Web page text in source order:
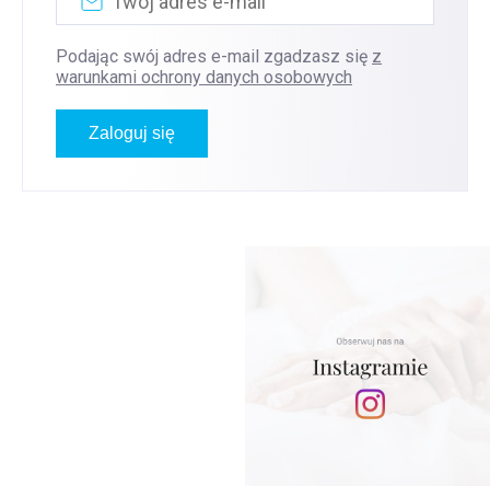
Podając swój adres e-mail zgadzasz się z
warunkami ochrony danych osobowych
Zaloguj się